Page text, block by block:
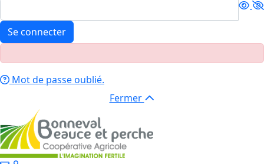
Se connecter
Mot de passe oublié.
Fermer